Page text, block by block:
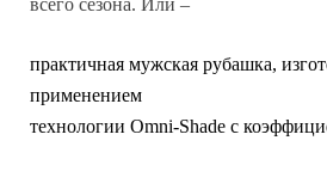
всего сезона. Или –
практичная мужская рубашка,
применением
технологии Omni-Shade с